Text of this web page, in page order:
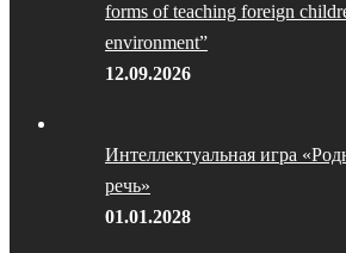
forms of teaching foreign
environment”
12.09.2026
Интеллектуальная игра
речь»
01.01.2028